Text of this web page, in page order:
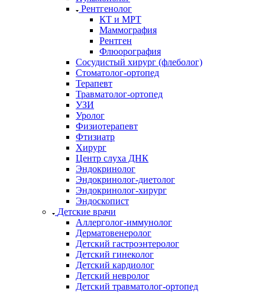
Рентгенолог
КТ и МРТ
Маммография
Рентген
Флюорография
Сосудистый хирург (флеболог)
Стоматолог-ортопед
Терапевт
Травматолог-ортопед
УЗИ
Уролог
Физиотерапевт
Фтизиатр
Хирург
Центр слуха ДНК
Эндокринолог
Эндокринолог-диетолог
Эндокринолог-хирург
Эндоскопист
Детские врачи
Аллерголог-иммунолог
Дерматовенеролог
Детский гастроэнтеролог
Детский гинеколог
Детский кардиолог
Детский невролог
Детский травматолог-ортопед